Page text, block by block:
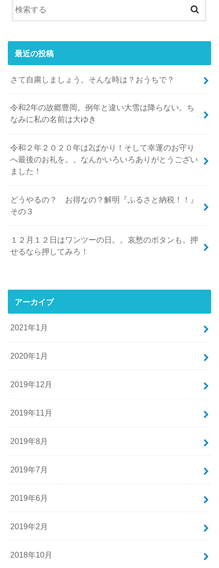
最近の投稿
さて自粛しましょう。そんな時は？おうちで？
令和2年の故郷豊岡。例年と違い大雪は降らない。ち
なみに私の名前は大ゆき
令和２年２０２０年は2ばかり！そして幸運のお守り
へ最後のお礼を。。なんかいろいろありがとうござい
ました！
どうやるの？ お得なの？解明『ふるさと納税！！』
その３
１２月１２日はワンツーの日。。哀愁のボタンも。押
せるなら押してみろ！
アーカイブ
2021年1月
2020年1月
2019年12月
2019年11月
2019年8月
2019年7月
2019年6月
2019年2月
2018年10月